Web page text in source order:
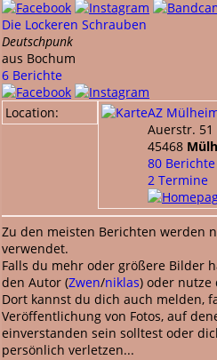
Die Lockeren Schrauben
Deutschpunk
aus Bochum
6 Berichte
Location:
AZ
Auerstr. 51
45468
80 Berichte
2 Termine
Zu den meisten Berichten werden
verwendet.
Falls du mehr oder größere Bilder
den Autor (Zwen/niklas) oder nutze
Dort kannst du dich auch melden,
Veröffentlichung von Fotos, auf
einverstanden sein solltest oder
persönlich verletzen...